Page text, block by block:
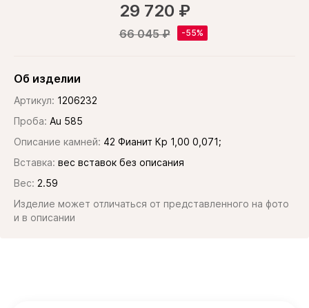
29 720 ₽
66 045 ₽
Об изделии
Артикул: 1206232
Проба: Au 585
Описание камней: 42 Фианит Кр 1,00 0,071;
Вставка: вес вставок без описания
Вес: 2.59
Изделие может отличаться от представленного на фото
и в описании